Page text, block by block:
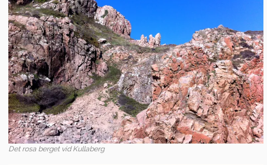
Det rosa berget vid Kullaberg